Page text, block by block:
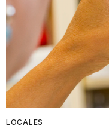
LOCALES